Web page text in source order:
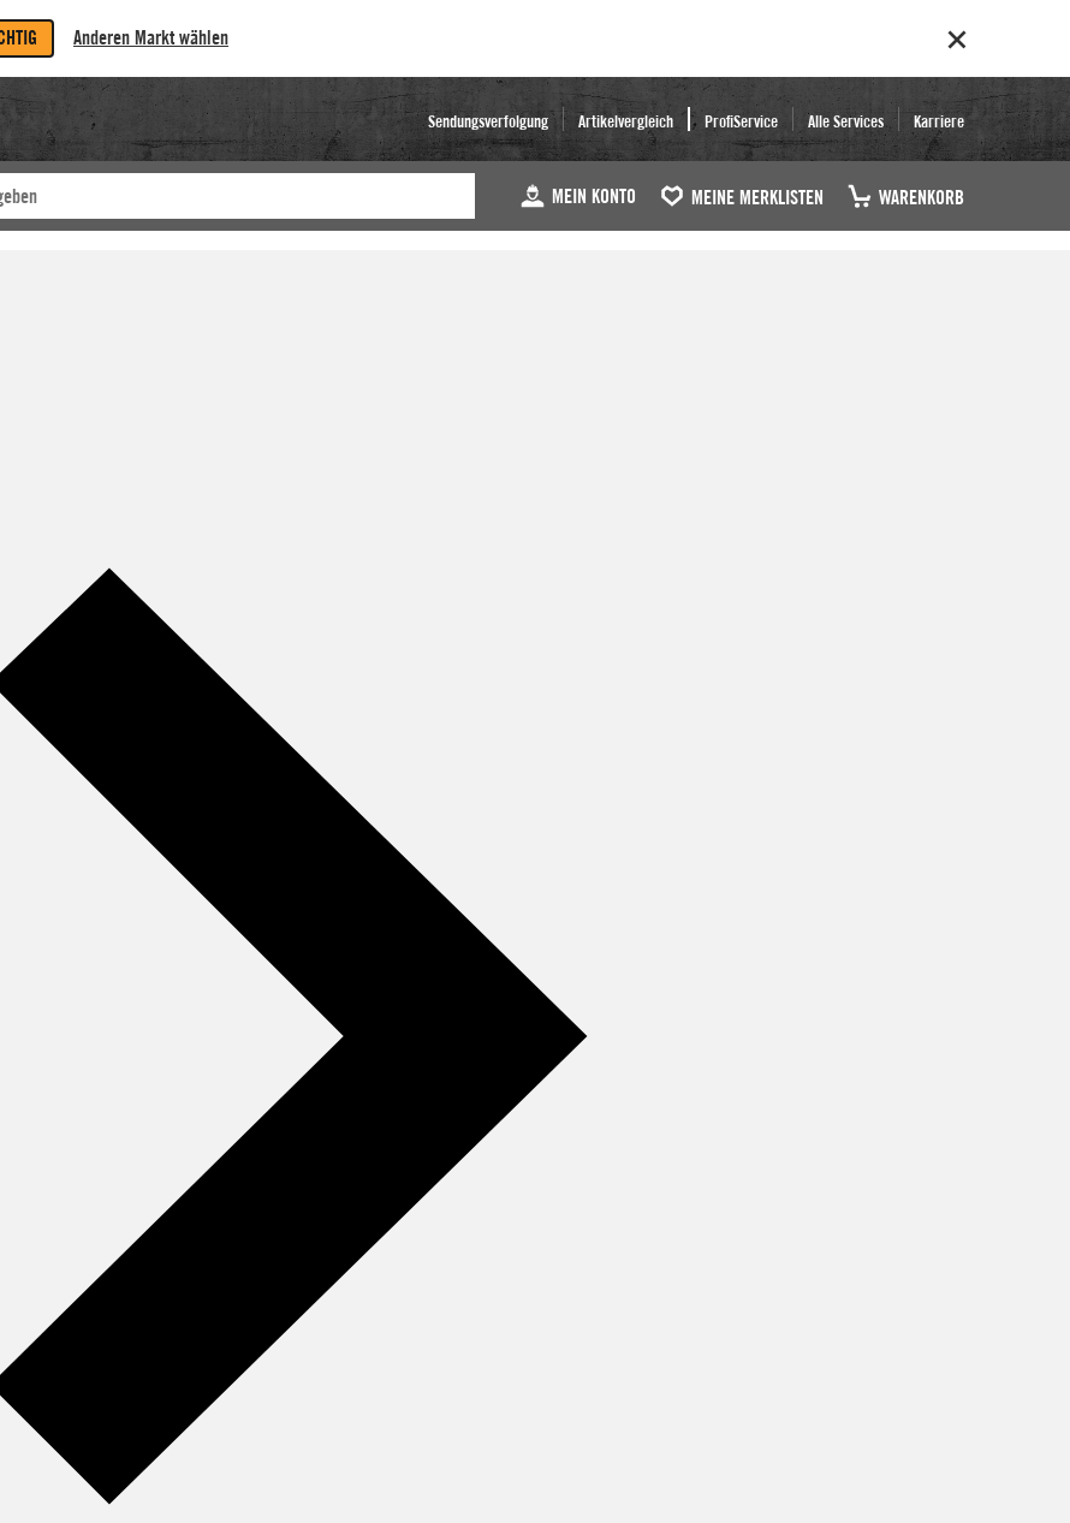
Anderen Markt wählen
Sendungsverfolgung Artikelvergleich ProfiService Alle Services Karriere
MEIN KONTO MEINE MERKLISTEN WARENKORB